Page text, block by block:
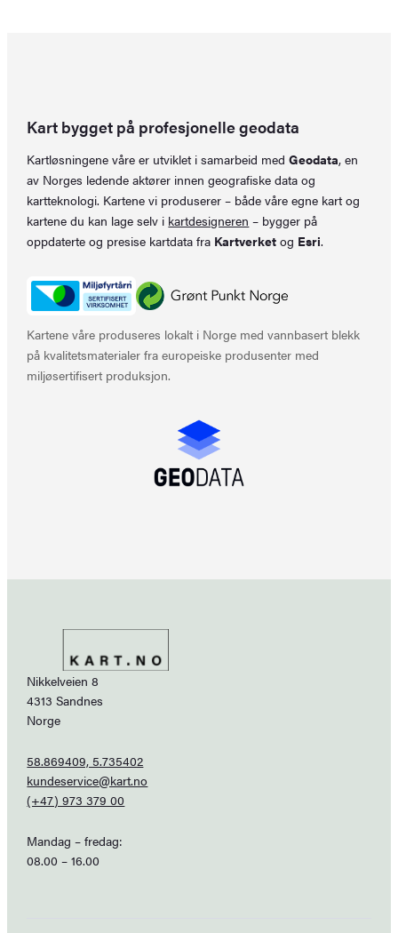
Kart bygget på profesjonelle geodata
Kartløsningene våre er utviklet i samarbeid medGeodata, en
av Norges ledende aktører innen geografiske data og
kartteknologi. Kartene vi produserer – både våre egne kart og
kartene du kan lage selv i kartdesigneren – bygger på
oppdaterte og presise kartdata fra Kartverket og Esri.
Kartene våre produseres lokalt i Norge med vannbasert blekk
på kvalitetsmaterialer fra europeiske produsenter med
miljøsertifisert produksjon.
Nikkelveien 8
4313 Sandnes
Norge
58.869409, 5.735402
kundeservice@kart.no
(+47) 973 379 00
Mandag – fredag:
08.00 – 16.00